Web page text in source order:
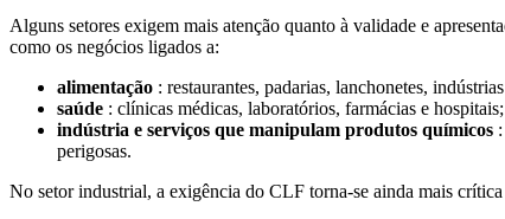
Alguns setores exigem mais atenção quanto à validade e
como os negócios ligados a:
alimentação : restaurantes, padarias, lanchonetes,
saúde : clínicas médicas, laboratórios, farmácias e hospitais;
indústria e serviços que manipulam produtos químicos
perigosas.
No setor industrial, a exigência do CLF torna-se ainda mais